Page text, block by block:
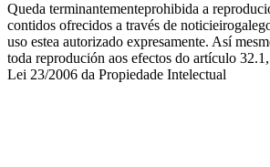
Queda terminantementeprohibida a
contidos ofrecidos a través de
uso estea autorizado expresamente. Así
toda reprodución aos efectos do artículo
Lei 23/2006 da Propiedade Intelectual